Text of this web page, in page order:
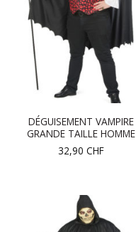
DÉGUISEMENT VAMPIRE
GRANDE TAILLE HOMME
32,90 CHF